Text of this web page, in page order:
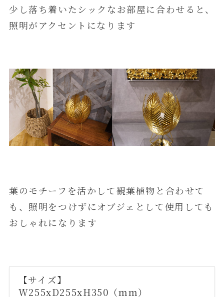
少し落ち着いたシックなお部屋に合わせると、
照明がアクセントになります
葉のモチーフを活かして観葉植物と合わせて
も、照明をつけずにオブジェとして使用しても
おしゃれになります
【サイズ】
W255xD255xH350（mm）